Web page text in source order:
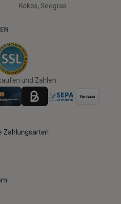
Kokos, Seegras
und Zahlen
Zahlungsarten